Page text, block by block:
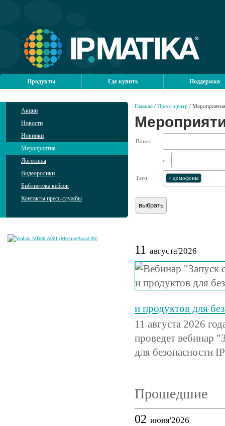
Продукты Где купить Поддержка
Акции
Новости
Новинки
Мероприятия
Логотипы
Видеоролики
Библиотека кейсов
Контакты пресс-службы
Главная / Пресс-центр / Мероприятия
Поиск
от
Теги × домофоны
11 августа'2026
и продуктов для
11 августа 2026
проведет вебинар
для безопасности
Прошедшие
02 июня'2026